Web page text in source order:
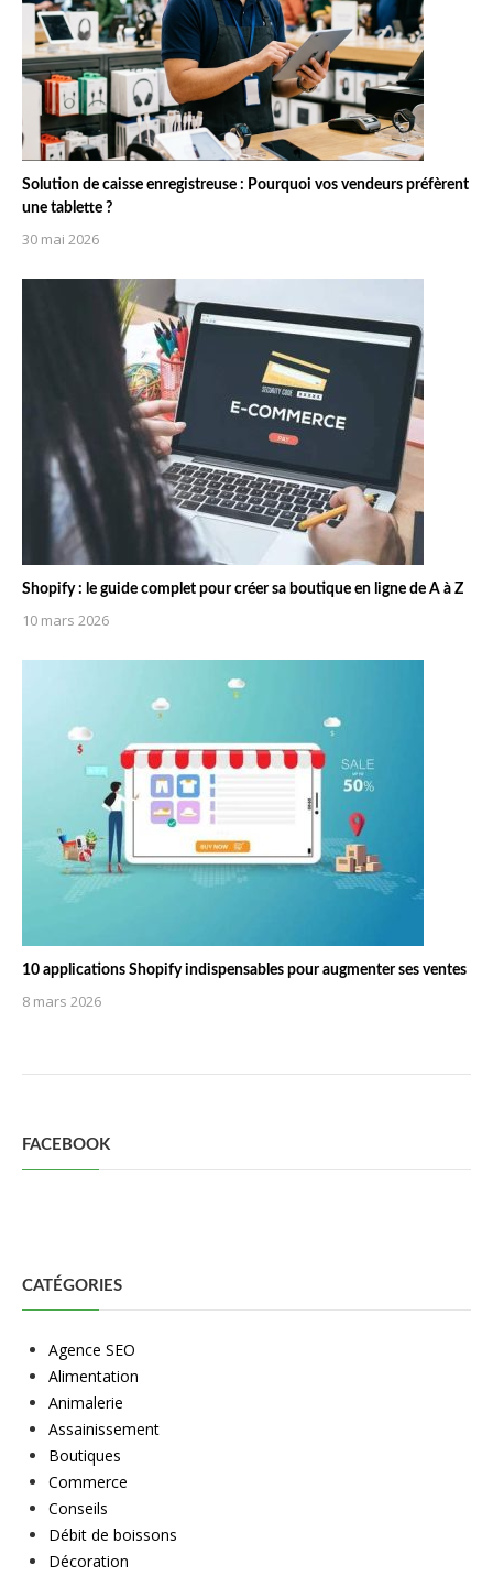
Solution de caisse enregistreuse : Pourquoi vos vendeurs préfèrent
une tablette ?
30 mai 2026
Shopify : le guide complet pour créer sa boutique en ligne de A à Z
10 mars 2026
10 applications Shopify indispensables pour augmenter ses ventes
8 mars 2026
FACEBOOK
CATÉGORIES
Agence SEO
Alimentation
Animalerie
Assainissement
Boutiques
Commerce
Conseils
Débit de boissons
Décoration